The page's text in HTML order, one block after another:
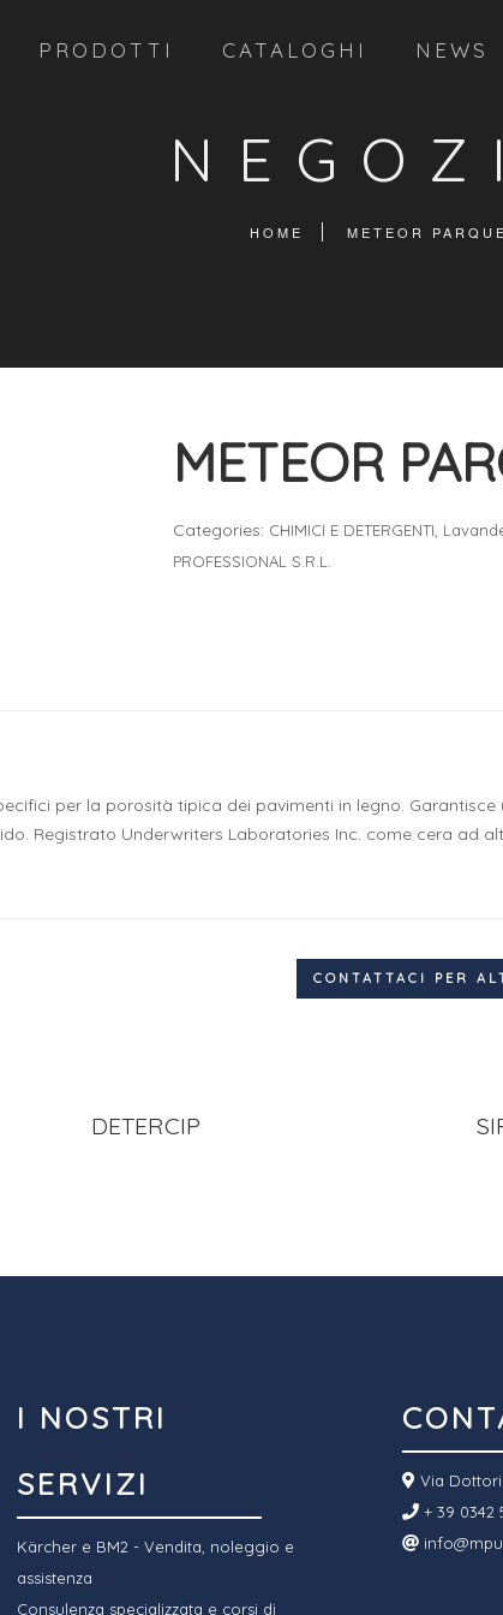
PRODOTTI CATALOGHI NEWS
HOME METEOR
METEOR
Categories: CHIMICI E DETERGENTI,
PROFESSIONAL S.R.L.
per la porosità tipica dei pavimenti in legno. Garantisce
Registrato Underwriters Laboratories Inc. come cera ad
CONTATTACI PER
DETERCIP
I NOSTRI
SERVIZI
Kärcher e BM2 - Vendita, noleggio e
assistenza
Consulenza specializzata e corsi di
Via
+ 39 0342